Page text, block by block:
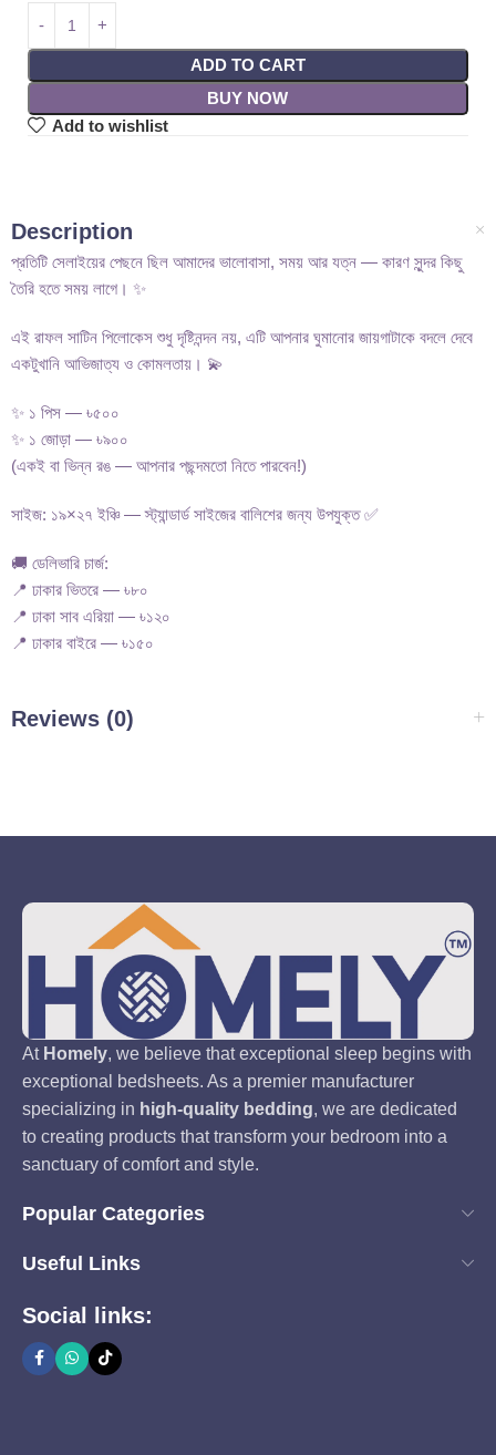
ADD TO CART
BUY NOW
Add to wishlist
Description
প্রতিটি সেলাইয়ের পেছনে ছিল আমাদের ভালোবাসা, সময় আর যত্ন — কারণ সুন্দর কিছু
তৈরি হতে সময় লাগে। ✨
এই রাফল সাটিন পিলোকেস শুধু দৃষ্টিনন্দন নয়, এটি আপনার ঘুমানোর জায়গাটাকে বদলে দেবে
একটুখানি আভিজাত্য ও কোমলতায়। 💫
✨ ১ পিস — ৳৫০০
✨ ১ জোড়া — ৳৯০০
(একই বা ভিন্ন রঙ — আপনার পছন্দমতো নিতে পারবেন!)
সাইজ: ১৯×২৭ ইঞ্চি — স্ট্যান্ডার্ড সাইজের বালিশের জন্য উপযুক্ত ✅
🚚 ডেলিভারি চার্জ:
📍 ঢাকার ভিতরে — ৳৮০
📍 ঢাকা সাব এরিয়া — ৳১২০
📍 ঢাকার বাইরে — ৳১৫০
Reviews (0)
At Homely, we believe that exceptional sleep begins with
exceptional bedsheets. As a premier manufacturer
specializing in high-quality bedding, we are dedicated
to creating products that transform your bedroom into a
sanctuary of comfort and style.
Popular Categories
Useful Links
Social links: